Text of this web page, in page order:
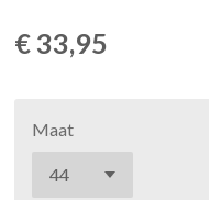
€ 33,95
Maat